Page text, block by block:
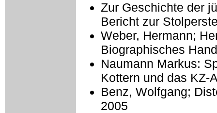
Zur Geschichte der
Bericht zur
Weber, Hermann;
Biographisches
Naumann Markus:
Kottern und das KZ-
Benz, Wolfgang;
2005